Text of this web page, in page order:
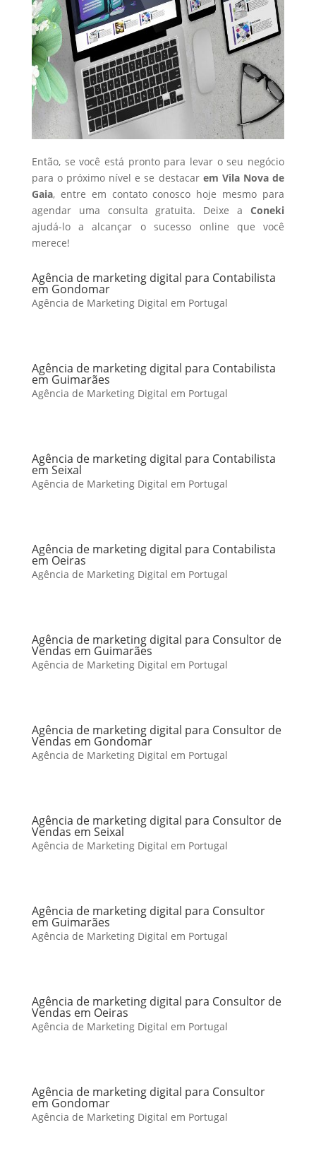
Então, se você está pronto para levar o seu negócio
para o próximo nível e se destacar em Vila Nova de
Gaia, entre em contato conosco hoje mesmo para
agendar uma consulta gratuita. Deixe aConeki
ajudá-lo a alcançar o sucesso online que você
merece!
Agência de marketing digital para Contabilista
em Gondomar
Agência de Marketing Digital em Portugal
Agência de marketing digital para Contabilista
em Guimarães
Agência de Marketing Digital em Portugal
Agência de marketing digital para Contabilista
em Seixal
Agência de Marketing Digital em Portugal
Agência de marketing digital para Contabilista
em Oeiras
Agência de Marketing Digital em Portugal
Agência de marketing digital para Consultor de
Vendas em Guimarães
Agência de Marketing Digital em Portugal
Agência de marketing digital para Consultor de
Vendas em Gondomar
Agência de Marketing Digital em Portugal
Agência de marketing digital para Consultor de
Vendas em Seixal
Agência de Marketing Digital em Portugal
Agência de marketing digital para Consultor
em Guimarães
Agência de Marketing Digital em Portugal
Agência de marketing digital para Consultor de
Vendas em Oeiras
Agência de Marketing Digital em Portugal
Agência de marketing digital para Consultor
em Gondomar
Agência de Marketing Digital em Portugal